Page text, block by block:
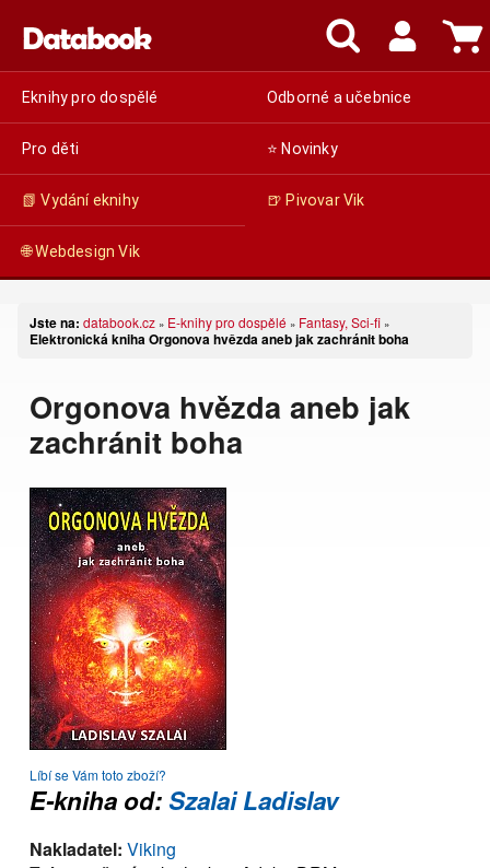
Eknihy pro dospělé Odborné a učebnice
Pro děti ⭐ Novinky
📗 Vydání eknihy 🍺 Pivovar Vik
🌐 Webdesign Vik
Jste na: databook.cz » E-knihy pro dospělé » Fantasy, Sci-fi »
Elektronická kniha Orgonova hvězda aneb jak zachránit boha
Orgonova hvězda aneb jak
zachránit boha
Líbí se Vám toto zboží?
E-kniha od:Szalai Ladislav
Nakladatel: Viking